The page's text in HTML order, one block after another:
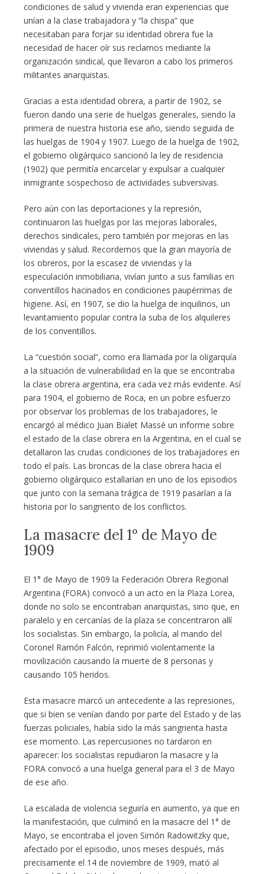
condiciones de salud y vivienda eran experiencias que
unían a la clase trabajadora y “la chispa” que
necesitaban para forjar su identidad obrera fue la
necesidad de hacer oír sus reclamos mediante la
organización sindical, que llevaron a cabo los primeros
militantes anarquistas.
Gracias a esta identidad obrera, a partir de 1902, se
fueron dando una serie de huelgas generales, siendo la
primera de nuestra historia ese año, siendo seguida de
las huelgas de 1904 y 1907. Luego de la huelga de 1902,
el gobierno oligárquico sancionó la ley de residencia
(1902) que permitía encarcelar y expulsar a cualquier
inmigrante sospechoso de actividades subversivas.
Pero aún con las deportaciones y la represión,
continuaron las huelgas por las mejoras laborales,
derechos sindicales, pero también por mejoras en las
viviendas y salud. Recordemos que la gran mayoría de
los obreros, por la escasez de viviendas y la
especulación inmobiliaria, vivían junto a sus familias en
conventillos hacinados en condiciones paupérrimas de
higiene. Así, en 1907, se dio la huelga de inquilinos, un
levantamiento popular contra la suba de los alquileres
de los conventillos.
La “cuestión social”, como era llamada por la oligarquía
a la situación de vulnerabilidad en la que se encontraba
la clase obrera argentina, era cada vez más evidente. Así
para 1904, el gobierno de Roca, en un pobre esfuerzo
por observar los problemas de los trabajadores, le
encargó al médico Juan Bialet Massé un informe sobre
el estado de la clase obrera en la Argentina, en el cual se
detallaron las crudas condiciones de los trabajadores en
todo el país. Las broncas de la clase obrera hacia el
gobierno oligárquico estallarían en uno de los episodios
que junto con la semana trágica de 1919 pasarían a la
historia por lo sangriento de los conflictos.
La masacre del 1° de Mayo de
1909
El 1° de Mayo de 1909 la Federación Obrera Regional
Argentina (FORA) convocó a un acto en la Plaza Lorea,
donde no solo se encontraban anarquistas, sino que, en
paralelo y en cercanías de la plaza se concentraron allí
los socialistas. Sin embargo, la policía, al mando del
Coronel Ramón Falcón, reprimió violentamente la
movilización causando la muerte de 8 personas y
causando 105 heridos.
Esta masacre marcó un antecedente a las represiones,
que si bien se venían dando por parte del Estado y de las
fuerzas policiales, había sido la más sangrienta hasta
ese momento. Las repercusiones no tardaron en
aparecer: los socialistas repudiaron la masacre y la
FORA convocó a una huelga general para el 3 de Mayo
de ese año.
La escalada de violencia seguiría en aumento, ya que en
la manifestación, que culminó en la masacre del 1° de
Mayo, se encontraba el joven Simón Radowitzky que,
afectado por el episodio, unos meses después, más
precisamente el 14 de noviembre de 1909, mató al